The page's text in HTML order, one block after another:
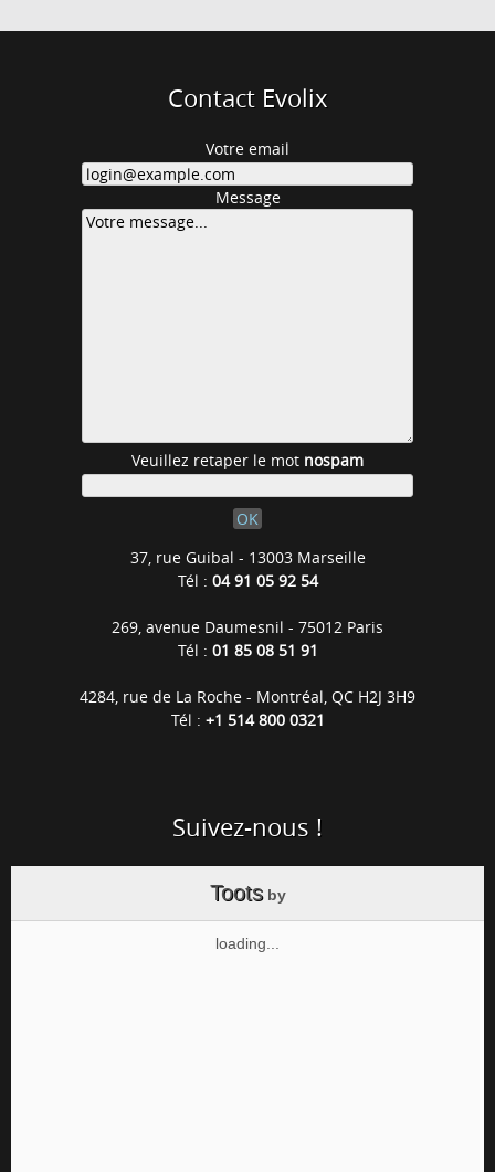
Contact Evolix
Votre email
Message
Veuillez retaper le mot nospam
37, rue Guibal - 13003 Marseille
Tél : 04 91 05 92 54
269, avenue Daumesnil - 75012 Paris
Tél : 01 85 08 51 91
4284, rue de La Roche - Montréal, QC H2J 3H9
Tél : +1 514 800 0321
Suivez-nous !
Tootsby
loading...